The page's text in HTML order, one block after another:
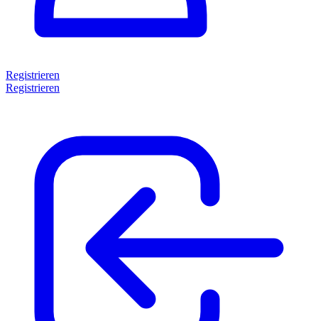
Registrieren
Registrieren